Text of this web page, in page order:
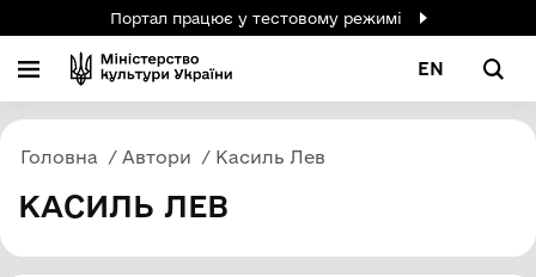
Портал працює у тестовому режимі
EN
Головна Автори Касиль Лев
КАСИЛЬ ЛЕВ